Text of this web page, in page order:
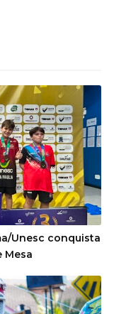
Unesc conquista
Mesa